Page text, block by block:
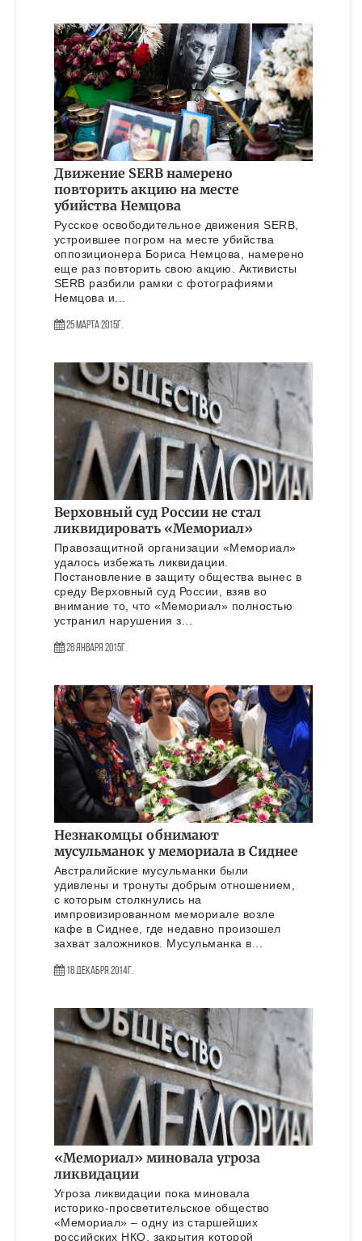
Движение SERB намерено
повторить акцию на месте
убийства Немцова
Русское освободительное движения SERB,
устроившее погром на месте убийства
оппозиционера Бориса Немцова, намерено
еще раз повторить свою акцию. Активисты
SERB разбили рамки с фотографиями
Немцова и...
25 Марта 2015г.
Верховный суд России не стал
ликвидировать «Мемориал»
Правозащитной организации «Мемориал»
удалось избежать ликвидации.
Постановление в защиту общества вынес в
среду Верховный суд России, взяв во
внимание то, что «Мемориал» полностью
устранил нарушения з...
28 Января 2015г.
Незнакомцы обнимают
мусульманок у мемориала в Сиднее
Австралийские мусульманки были
удивлены и тронуты добрым отношением,
с которым столкнулись на
импровизированном мемориале возле
кафе в Сиднее, где недавно произошел
захват заложников. Мусульманка в...
18 Декабря 2014г.
«Мемориал» миновала угроза
ликвидации
Угроза ликвидации пока миновала
историко-просветительское общество
«Мемориал» – одну из старшейших
российских НКО, закрытия которой